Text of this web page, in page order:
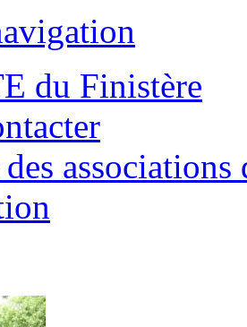
du Finistère